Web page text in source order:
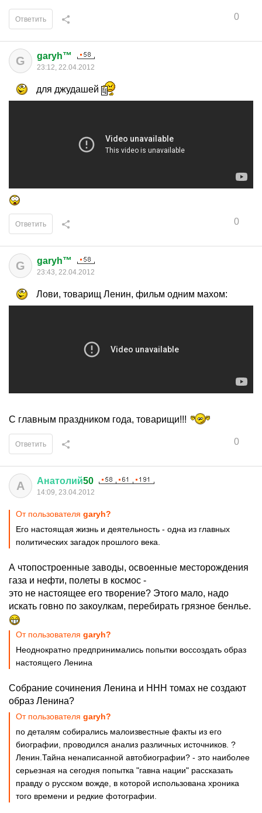
0
Ответить
G garyh™
23:12, 22.04.2012
для джудашей
0
Ответить
G garyh™
23:43, 22.04.2012
Лови, товарищ Ленин, фильм одним махом:
С главным праздником года, товарищи!!!
0
Ответить
А Анатолий50
14:09, 23.04.2012
От пользователя garyh?
Его настоящая жизнь и деятельность - одна из главных
политических загадок прошлого века.
А чтопостроенные заводы, освоенные месторождения
газа и нефти, полеты в космос -
это не настоящее его творение? Этого мало, надо
искать говно по закоулкам, перебирать грязное бенлье.
От пользователя garyh?
Неоднократно предпринимались попытки воссоздать образ
настоящего Ленина
Собрание сочинения Ленина и ННН томах не создают
образ Ленина?
От пользователя garyh?
по деталям собирались малоизвестные факты из его
биографии, проводился анализ различных источников. ?
Ленин.Тайна ненаписанной автобиографии? - это наиболее
серьезная на сегодня попытка "гавна нации" рассказать
правду о русском вожде, в которой использована хроника
того времени и редкие фотографии.